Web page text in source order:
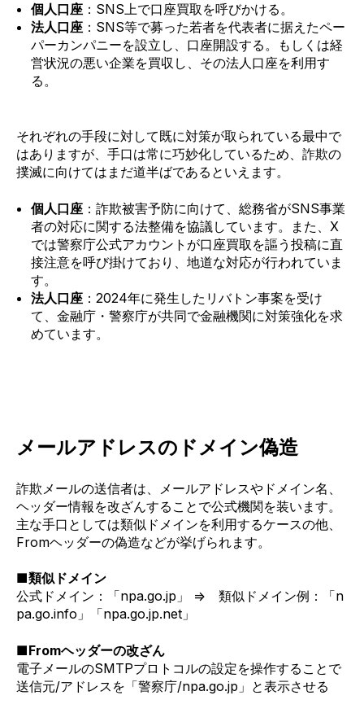
個人口座： SNS上で口座買取を呼びかける。
法人口座： SNS等で募った若者を代表者に据えたペー
パーカンパニーを設立し、口座開設する。もしくは経
営状況の悪い企業を買収し、その法人口座を利用す
る。
それぞれの手段に対して既に対策が取られている最中で
はありますが、手口は常に巧妙化しているため、詐欺の
撲滅に向けてはまだ道半ばであるといえます。
個人口座：詐欺被害予防に向けて、総務省がSNS事業
者の対応に関する法整備を協議しています。また、X
では警察庁公式アカウントが口座買取 を謳う投稿に直
接注意を呼び掛けており、地道な対応が行われていま
す。
法人口座： 2024年に発生したリバトン事案を受け
て、金融庁・ 警察庁が共同で金融機関に対策強化を求
めています。
メールアドレスのドメイン偽造
詐欺メールの送信者は、メールアドレスやドメイン名、
ヘッダー情報を改ざんすることで公式機関を装います。
主な手口としては類似ドメインを利用するケースの他、
Fromヘッダーの偽造などが挙げられます。
■類似ドメイン
公式ドメイン：「npa.go.jp」 ⇒ 類似ドメイン例：「n
pa.go.info」「npa.go.jp.net」
■Fromヘッダーの改ざん
電子メールのSMTPプロトコルの設定を操作することで
送信元/アドレスを「警察庁/npa.go.jp」と表示させる